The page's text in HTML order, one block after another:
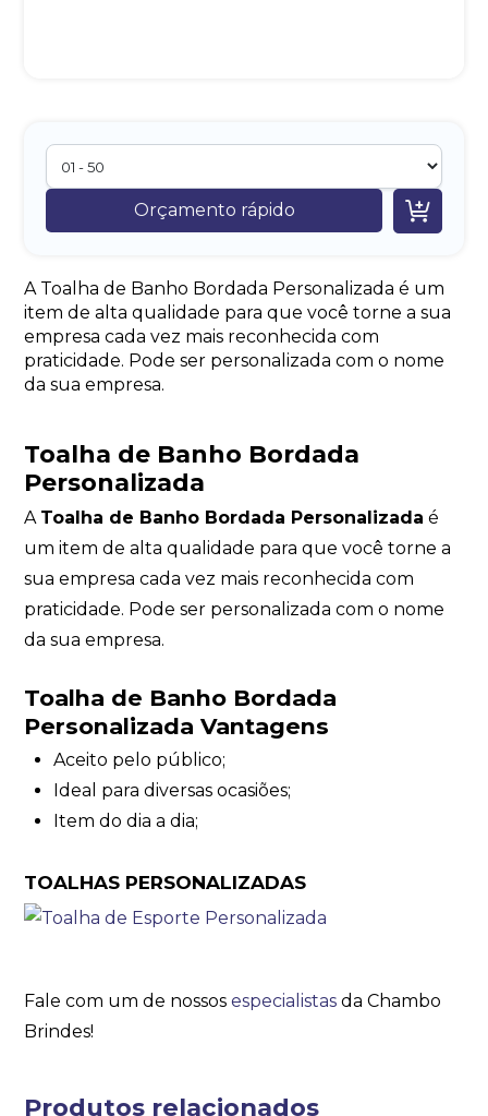
Orçamento rápido 
A Toalha de Banho Bordada Personalizada é um
item de alta qualidade para que você torne a sua
empresa cada vez mais reconhecida com
praticidade. Pode ser personalizada com o nome
da sua empresa.
Toalha de Banho Bordada
Personalizada
A Toalha de Banho Bordada Personalizada é
um item de alta qualidade para que você torne a
sua empresa cada vez mais reconhecida com
praticidade. Pode ser personalizada com o nome
da sua empresa.
Toalha de Banho Bordada
Personalizada Vantagens
Aceito pelo público;
Ideal para diversas ocasiões;
Item do dia a dia;
TOALHAS PERSONALIZADAS
Fale com um de nossosespecialistas da Chambo
Brindes!
Produtos relacionados